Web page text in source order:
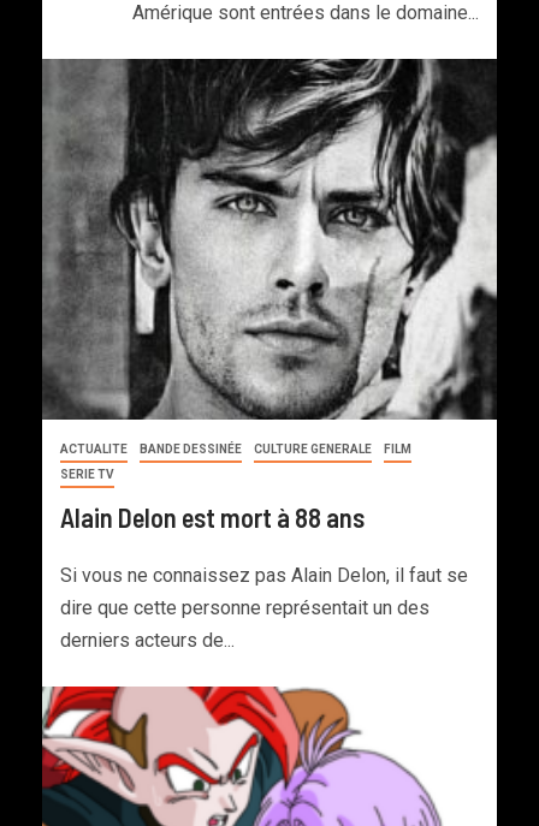
Amérique sont entrées dans le domaine...
ACTUALITE BANDE DESSINÉE CULTURE GENERALE
FILM
SERIE TV
Alain Delon est mort à 88 ans
Si vous ne connaissez pas Alain Delon, il faut se
dire que cette personne représentait un des
derniers acteurs de...